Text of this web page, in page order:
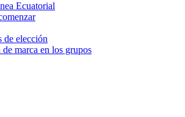
Ecuatorial
de elección
marca en los grupos